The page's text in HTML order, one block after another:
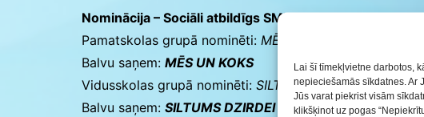
Lai šī tīmekļvietne darbotos,
nepieciešamās sīkdatnes. Ar
Jūs varat piekrist visām
klikšķinot uz pogas
Nominācija – Sociāli atbildīgs SMU:
Pamatskolas grupā nominēti: MĒS UN KOKS, RBC,
Balvu saņem: MĒS UN KOKS
Vidusskolas grupā nominēti: SILTUMS DZIRDEI, Find
Balvu saņem: SILTUMS DZIRDEI